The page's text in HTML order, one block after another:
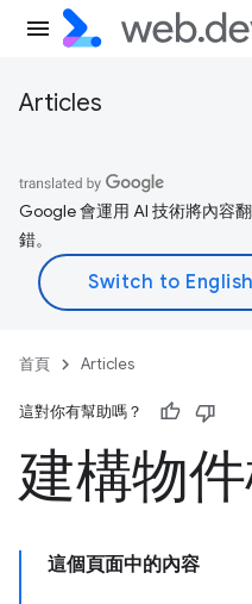
Articles
Google 會運用 AI 技術將內容
錯。
首頁 Articles
這對你有幫助嗎？
建構物
這個頁面中的內容